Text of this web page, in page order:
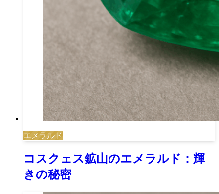
エメラルド
コスクェス鉱山のエメラルド：輝
きの秘密